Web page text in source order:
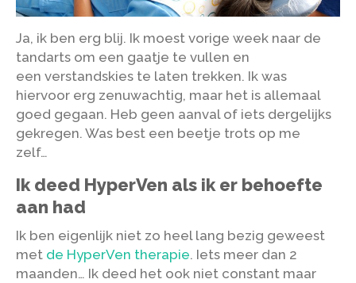
Ja, ik ben erg blij. Ik moest vorige week naar de
tandarts om een gaatje te vullen en
een verstandskies te laten trekken. Ik was
hiervoor erg zenuwachtig, maar het is allemaal
goed gegaan. Heb geen aanval of iets dergelijks
gekregen. Was best een beetje trots op me
zelf…
Ik deed HyperVen als ik er behoefte
aan had
Ik ben eigenlijk niet zo heel lang bezig geweest
met de HyperVen therapie. Iets meer dan 2
maanden… Ik deed het ook niet constant maar